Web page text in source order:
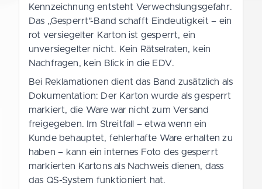
Kennzeichnung entsteht Verwechslungsgefahr.
Das „Gesperrt"-Band schafft Eindeutigkeit – ein
rot versiegelter Karton ist gesperrt, ein
unversiegelter nicht. Kein Rätselraten, kein
Nachfragen, kein Blick in die EDV.
Bei Reklamationen dient das Band zusätzlich als
Dokumentation: Der Karton wurde als gesperrt
markiert, die Ware war nicht zum Versand
freigegeben. Im Streitfall – etwa wenn ein
Kunde behauptet, fehlerhafte Ware erhalten zu
haben – kann ein internes Foto des gesperrt
markierten Kartons als Nachweis dienen, dass
das QS-System funktioniert hat.